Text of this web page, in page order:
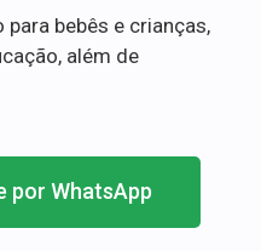
bebês e crianças,
além de
por WhatsApp